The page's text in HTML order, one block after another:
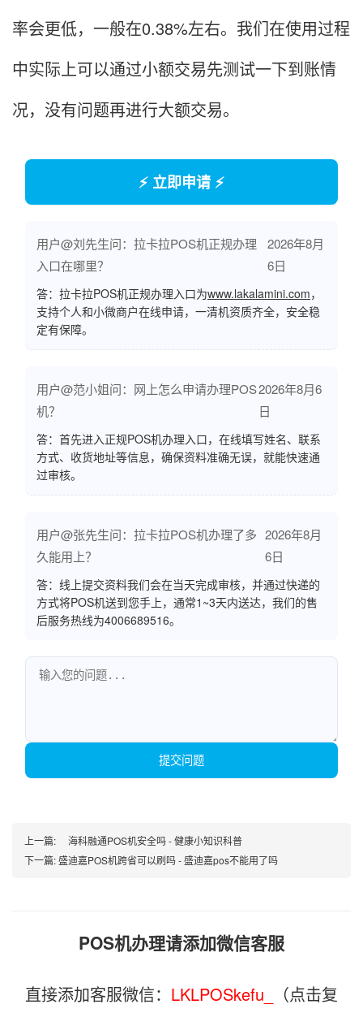
率会更低，一般在0.38%左右。我们在使用过程
中实际上可以通过小额交易先测试一下到账情
况，没有问题再进行大额交易。
⚡ 立即申请 ⚡
用户@刘先生问：拉卡拉POS机正规办理
入口在哪里？
2026年8月
6日
答：拉卡拉POS机正规办理入口为www.lakalamini.com，
支持个人和小微商户在线申请，一清机资质齐全，安全稳
定有保障。
用户@范小姐问：网上怎么申请办理POS
机？
2026年8月6
日
答：首先进入正规POS机办理入口，在线填写姓名、联系
方式、收货地址等信息，确保资料准确无误，就能快速通
过审核。
用户@张先生问：拉卡拉POS机办理了多
久能用上？
2026年8月
6日
答：线上提交资料我们会在当天完成审核，并通过快递的
方式将POS机送到您手上，通常1~3天内送达，我们的售
后服务热线为4006689516。
提交问题
上一篇:
海科融通POS机安全吗 - 健康小知识科普
下一篇:盛迪嘉POS机跨省可以刷吗 - 盛迪嘉pos不能用了吗
POS机办理请添加微信客服
直接添加客服微信： LKLPOSkefu_ （点击复